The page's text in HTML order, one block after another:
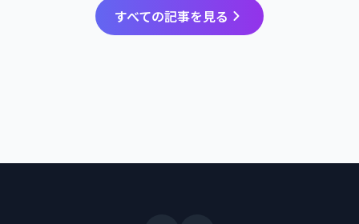
すべての記事を見る